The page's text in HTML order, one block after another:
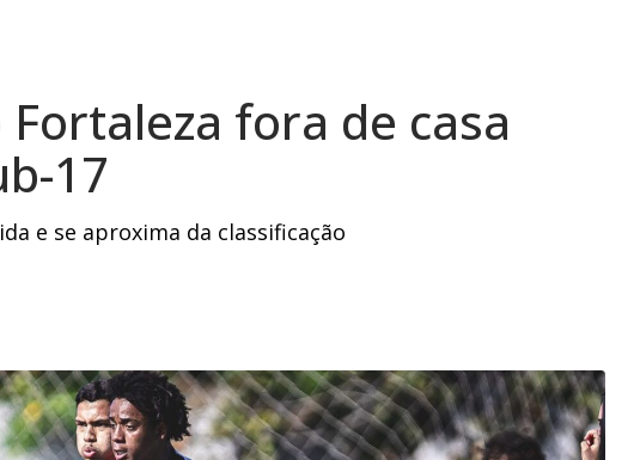
fora de casa
17
e se aproxima da classificação